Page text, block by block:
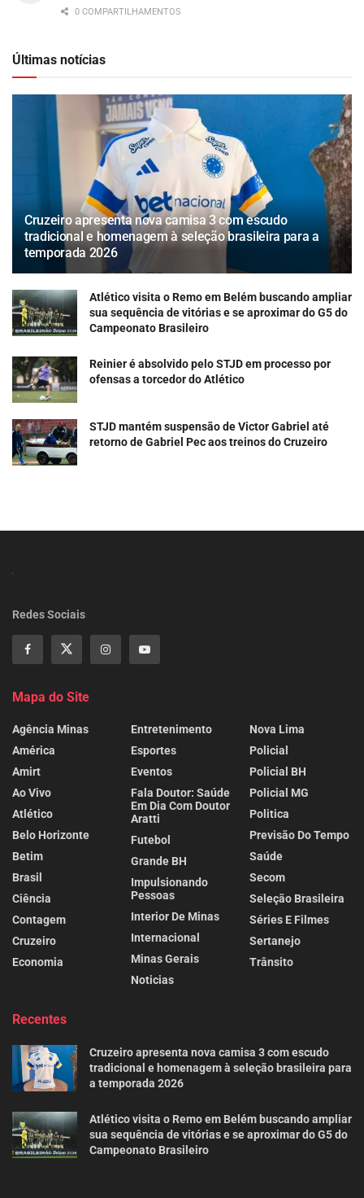
0 COMPARTILHAMENTOS
Últimas notícias
Cruzeiro apresenta nova camisa 3 com escudo
tradicional e homenagem à seleção brasileira para a
temporada 2026
Atlético visita o Remo em Belém buscando ampliar
sua sequência de vitórias e se aproximar do G5 do
Campeonato Brasileiro
Reinier é absolvido pelo STJD em processo por
ofensas a torcedor do Atlético
STJD mantém suspensão de Victor Gabriel até
retorno de Gabriel Pec aos treinos do Cruzeiro
Redes Sociais
Mapa do Site
Agência Minas
América
Amirt
Ao Vivo
Atlético
Belo Horizonte
Betim
Brasil
Ciência
Contagem
Cruzeiro
Economia
Entretenimento
Esportes
Eventos
Fala Doutor: Saúde
Em Dia Com Doutor
Aratti
Futebol
Grande BH
Impulsionando
Pessoas
Interior De Minas
Internacional
Minas Gerais
Noticias
Nova Lima
Policial
Policial BH
Policial MG
Politica
Previsão Do Tempo
Saúde
Secom
Seleção Brasileira
Séries E Filmes
Sertanejo
Trânsito
Recentes
Cruzeiro apresenta nova camisa 3 com escudo
tradicional e homenagem à seleção brasileira para
a temporada 2026
Atlético visita o Remo em Belém buscando ampliar
sua sequência de vitórias e se aproximar do G5 do
Campeonato Brasileiro